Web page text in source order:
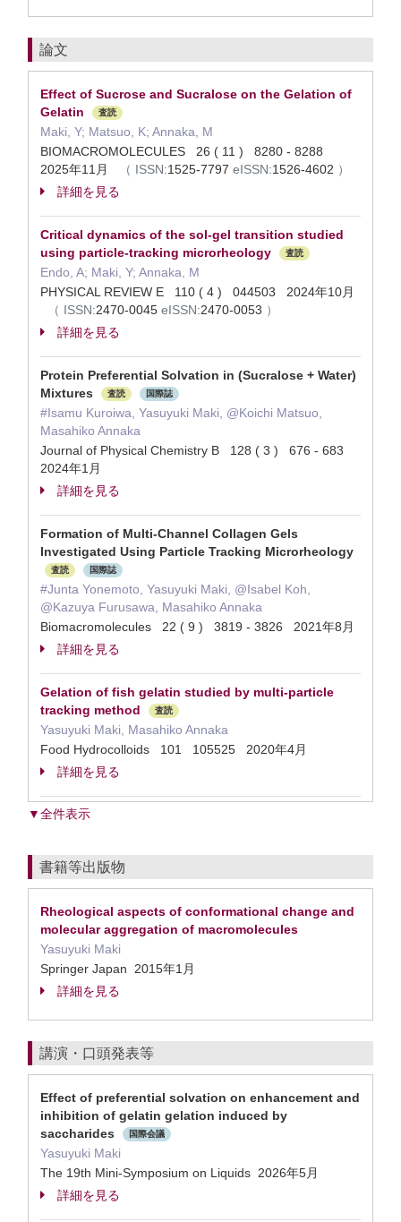
論文
Effect of Sucrose and Sucralose on the Gelation of
Gelatin
査読
Maki, Y; Matsuo, K; Annaka, M
BIOMACROMOLECULES 26 ( 11 ) 8280 - 8288
2025年11月
（ ISSN:1525-7797 eISSN:1526-4602 ）
詳細を見る
Critical dynamics of the sol-gel transition studied
using particle-tracking microrheology
査読
Endo, A; Maki, Y; Annaka, M
PHYSICAL REVIEW E 110 ( 4 ) 044503 2024年10月
（ ISSN:2470-0045 eISSN:2470-0053 ）
詳細を見る
Protein Preferential Solvation in (Sucralose + Water)
Mixtures
査読 国際誌
#Isamu Kuroiwa, Yasuyuki Maki, @Koichi Matsuo,
Masahiko Annaka
Journal of Physical Chemistry B 128 ( 3 ) 676 - 683
2024年1月
詳細を見る
Formation of Multi-Channel Collagen Gels
Investigated Using Particle Tracking Microrheology
査読 国際誌
#Junta Yonemoto, Yasuyuki Maki, @Isabel Koh,
@Kazuya Furusawa, Masahiko Annaka
Biomacromolecules 22 ( 9 ) 3819 - 3826 2021年8月
詳細を見る
Gelation of fish gelatin studied by multi-particle
tracking method
査読
Yasuyuki Maki, Masahiko Annaka
Food Hydrocolloids 101 105525 2020年4月
詳細を見る
▼全件表示
書籍等出版物
Rheological aspects of conformational change and
molecular aggregation of macromolecules
Yasuyuki Maki
Springer Japan 2015年1月
詳細を見る
講演・口頭発表等
Effect of preferential solvation on enhancement and
inhibition of gelatin gelation induced by
saccharides
国際会議
Yasuyuki Maki
The 19th Mini-Symposium on Liquids 2026年5月
詳細を見る